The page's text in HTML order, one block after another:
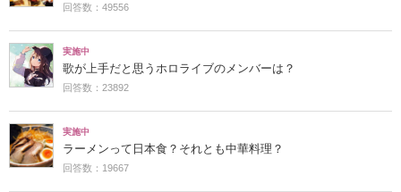
回答数：49556
実施中
歌が上手だと思うホロライブのメンバーは？
回答数：23892
実施中
ラーメンって日本食？それとも中華料理？
回答数：19667